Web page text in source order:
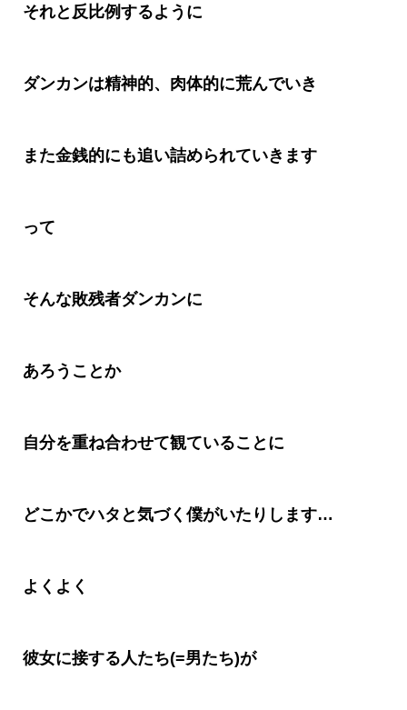
それと反比例するように
ダンカンは精神的、肉体的に荒んでいき
また金銭的にも追い詰められていきます
って
そんな敗残者ダンカンに
あろうことか
自分を重ね合わせて観ていることに
どこかでハタと気づく僕がいたりします…
よくよく
彼女に接する人たち(=男たち)が